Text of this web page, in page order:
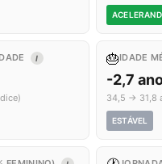
I 🎂IDADE
-2,7
34,5 → 31,8
ESTÁVEL